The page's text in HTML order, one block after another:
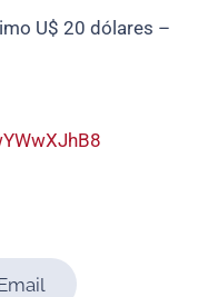
U$ 20 dólares –